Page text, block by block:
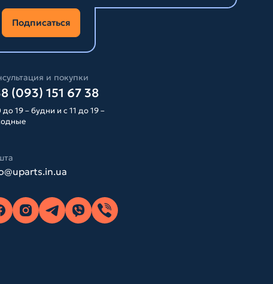
Подписаться
и покупки
(093) 151 67 38
до 19 – будни и с 11 до 19 –